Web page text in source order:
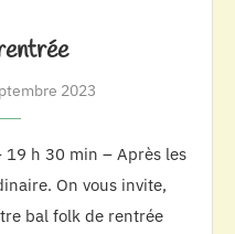
2023
h 30 min – Après les
On vous invite,
bal folk de rentrée